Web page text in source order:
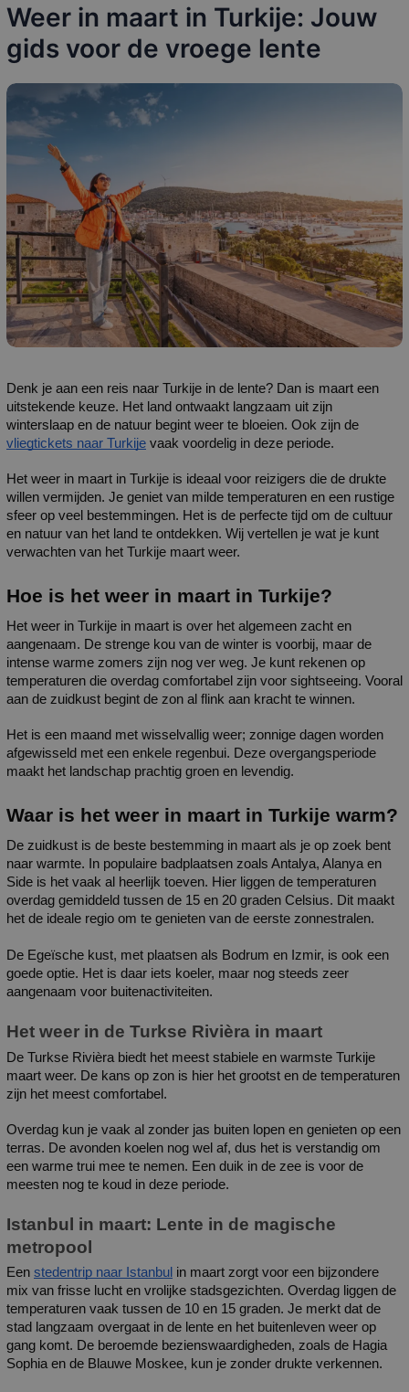
Weer in maart in Turkije: Jouw
gids voor de vroege lente
Denk je aan een reis naar Turkije in de lente? Dan is maart een
uitstekende keuze. Het land ontwaakt langzaam uit zijn
vliegtickets naar Turkije vaak voordelig in deze periode.
Het weer in maart in Turkije is ideaal voor reizigers die de drukte
willen vermijden. Je geniet van milde temperaturen en een rustige
sfeer op veel bestemmingen. Het is de perfecte tijd om de cultuur
en natuur van het land te ontdekken. Wij vertellen je wat je kunt
verwachten van het Turkije maart weer.
Hoe is het weer in maart in Turkije?
Het weer in Turkije in maart is over het algemeen zacht en
aangenaam. De strenge kou van de winter is voorbij, maar de
intense warme zomers zijn nog ver weg. Je kunt rekenen op
temperaturen die overdag comfortabel zijn voor sightseeing. Vooral
aan de zuidkust begint de zon al flink aan kracht te winnen.
Het is een maand met wisselvallig weer; zonnige dagen worden
afgewisseld met een enkele regenbui. Deze overgangsperiode
maakt het landschap prachtig groen en levendig.
Waar is het weer in maart in Turkije warm?
De zuidkust is de beste bestemming in maart als je op zoek bent
naar warmte. In populaire badplaatsen zoals Antalya, Alanya en
Side is het vaak al heerlijk toeven. Hier liggen de temperaturen
overdag gemiddeld tussen de 15 en 20 graden Celsius. Dit maakt
het de ideale regio om te genieten van de eerste zonnestralen.
De Egeïsche kust, met plaatsen als Bodrum en Izmir, is ook een
goede optie. Het is daar iets koeler, maar nog steeds zeer
aangenaam voor buitenactiviteiten.
Het weer in de Turkse Rivièra in maart
De Turkse Rivièra biedt het meest stabiele en warmste Turkije
maart weer. De kans op zon is hier het grootst en de temperaturen
zijn het meest comfortabel.
Overdag kun je vaak al zonder jas buiten lopen en genieten op een
terras. De avonden koelen nog wel af, dus het is verstandig om
een warme trui mee te nemen. Een duik in de zee is voor de
meesten nog te koud in deze periode.
Istanbul in maart: Lente in de magische
metropool
Een stedentrip naar Istanbul in maart zorgt voor een bijzondere
mix van frisse lucht en vrolijke stadsgezichten. Overdag liggen de
temperaturen vaak tussen de 10 en 15 graden. Je merkt dat de
stad langzaam overgaat in de lente en het buitenleven weer op
gang komt. De beroemde bezienswaardigheden, zoals de Hagia
Sophia en de Blauwe Moskee, kun je zonder drukte verkennen.